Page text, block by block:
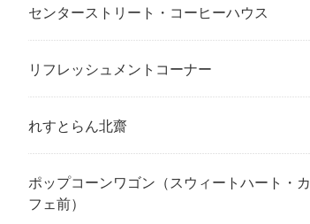
センターストリート・コーヒーハウス
リフレッシュメントコーナー
れすとらん北齋
ポップコーンワゴン（スウィートハート・カ
フェ前）